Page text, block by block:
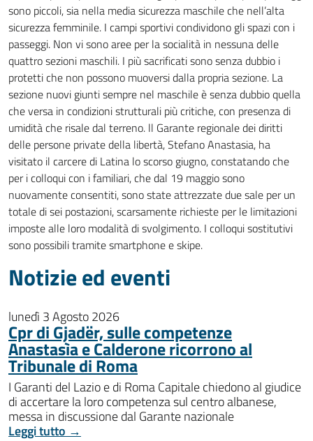
sono piccoli, sia nella media sicurezza maschile che nell’alta
sicurezza femminile. I campi sportivi condividono gli spazi con i
passeggi. Non vi sono aree per la socialità in nessuna delle
quattro sezioni maschili. I più sacrificati sono senza dubbio i
protetti che non possono muoversi dalla propria sezione. La
sezione nuovi giunti sempre nel maschile è senza dubbio quella
che versa in condizioni strutturali più critiche, con presenza di
umidità che risale dal terreno. ll Garante regionale dei diritti
delle persone private della libertà, Stefano Anastasia, ha
visitato il carcere di Latina lo scorso giugno, constatando che
per i colloqui con i familiari, che dal 19 maggio sono
nuovamente consentiti, sono state attrezzate due sale per un
totale di sei postazioni, scarsamente richieste per le limitazioni
imposte alle loro modalità di svolgimento. I colloqui sostitutivi
sono possibili tramite smartphone e skipe.
Notizie ed eventi
lunedì 3 Agosto 2026
Cpr di Gjadër, sulle competenze
Anastasìa e Calderone ricorrono al
Tribunale di Roma
I Garanti del Lazio e di Roma Capitale chiedono al giudice
di accertare la loro competenza sul centro albanese,
messa in discussione dal Garante nazionale
Leggi tutto →